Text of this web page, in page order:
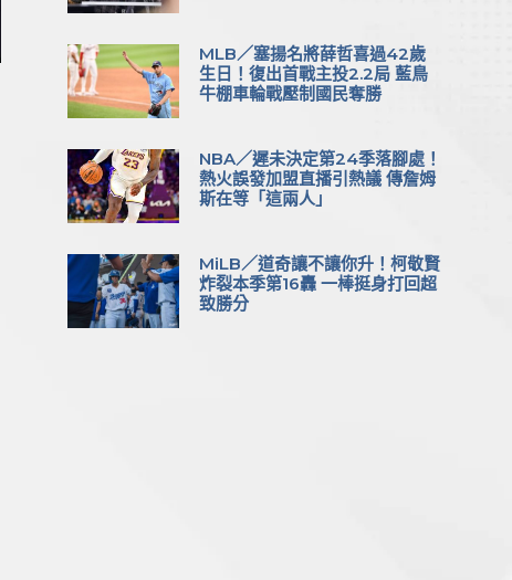
MLB／塞揚名將薛哲喜過42歲
生日！復出首戰主投2.2局 藍鳥
牛棚車輪戰壓制國民奪勝
NBA／遲未決定第24季落腳處！
熱火誤發加盟直播引熱議 傳詹姆
斯在等「這兩人」
MiLB／道奇讓不讓你升！柯敬賢
炸裂本季第16轟 一棒挺身打回超
致勝分